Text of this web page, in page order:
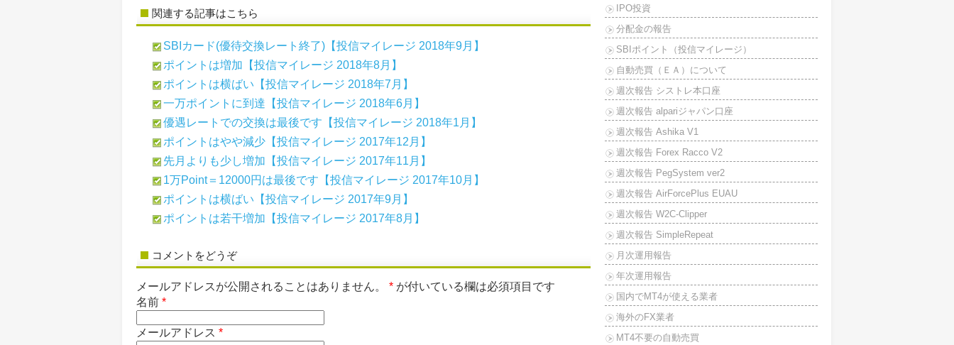
関連する記事はこちら
SBIカード(優待交換レート終了)【投信マイレージ 2018年9月】
ポイントは増加【投信マイレージ 2018年8月】
ポイントは横ばい【投信マイレージ 2018年7月】
一万ポイントに到達【投信マイレージ 2018年6月】
優遇レートでの交換は最後です【投信マイレージ 2018年1月】
ポイントはやや減少【投信マイレージ 2017年12月】
先月よりも少し増加【投信マイレージ 2017年11月】
1万Point＝12000円は最後です【投信マイレージ 2017年10月】
ポイントは横ばい【投信マイレージ 2017年9月】
ポイントは若干増加【投信マイレージ 2017年8月】
コメントをどうぞ
メールアドレスが公開されることはありません。 * が付いている欄は必須項目です
名前 *
メールアドレス *
IPO投資
分配金の報告
SBIポイント（投信マイレージ）
自動売買（ＥＡ）について
週次報告 シストレ本口座
週次報告 alpariジャパン口座
週次報告 Ashika V1
週次報告 Forex Racco V2
週次報告 PegSystem ver2
週次報告 AirForcePlus EUAU
週次報告 W2C-Clipper
週次報告 SimpleRepeat
月次運用報告
年次運用報告
国内でMT4が使える業者
海外のFX業者
MT4不要の自動売買